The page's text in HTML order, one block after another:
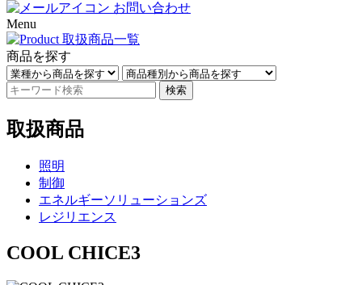
お問い合わせ
Menu
商品を探す
検索
取扱商品
照明
制御
エネルギーソリューションズ
レジリエンス
COOL CHICE3